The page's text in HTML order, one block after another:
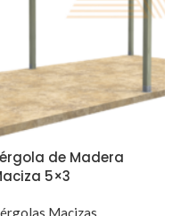
de Madera
5×3
Macizas